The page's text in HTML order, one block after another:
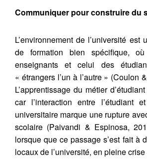
Communiquer pour construire du
L’environnement de l’université est
de formation bien spécifique,
enseignants et celui des
« étrangers l’un à l’autre » (Coulon
L’apprentissage du métier
car l’interaction entre l’étudiant et
universitaire marque une rupture
scolaire (Paivandi & Espinosa,
lorsque que ce passage s’est fait à
locaux de l’université, en pleine